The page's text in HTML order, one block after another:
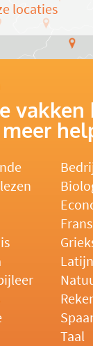
locaties
vakken
Frans
Latijn
Taal